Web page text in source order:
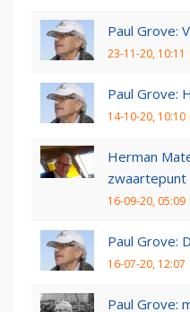
Paul Grove:
23-11-20, 10:11
Paul Grove:
14-10-20, 10:10
Herman
zwaartepunt
16-09-20, 05:09
Paul Grove:
16-07-20, 12:07
Paul Grove: